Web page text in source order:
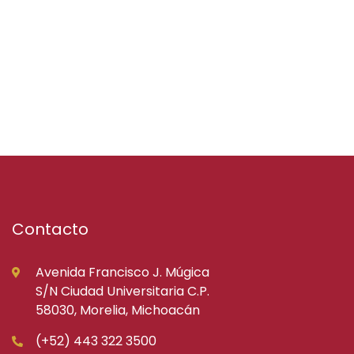
Contacto
Avenida Francisco J. Múgica
S/N Ciudad Universitaria C.P.
58030, Morelia, Michoacán
(+52) 443 322 3500